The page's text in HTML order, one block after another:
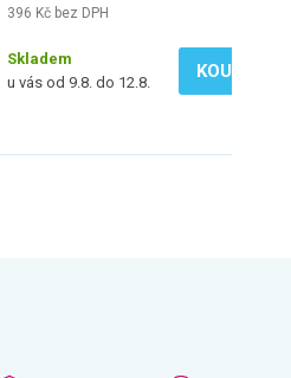
396 Kč bez DPH
Skladem
u vás od 9.8. do 12.8.
KOUPIT